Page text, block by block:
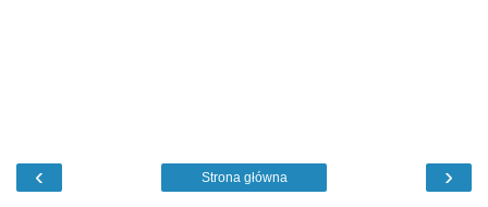
‹ ›
Strona główna